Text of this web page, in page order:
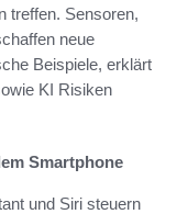
treffen. Sensoren,
neue
Beispiele, erklärt
KI Risiken
Smartphone
und Siri steuern